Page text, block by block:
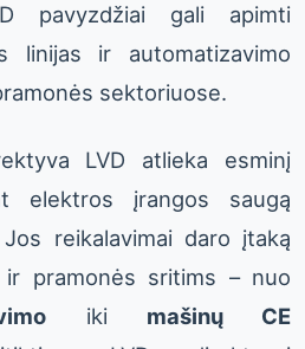
pavyzdžiai gali apimti
linijas ir automatizavimo
sektoriuose.
LVD atlieka esminį
elektros įrangos saugą
reikalavimai daro įtaką
ir pramonės sritims – nuo
iki mašinų CE